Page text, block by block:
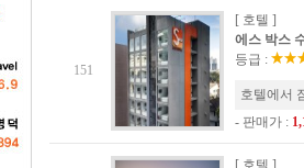
151
[ 호텔 ]
에스 박스
등급 :
호텔에서
- 판매가 :
[ 호텔 ]